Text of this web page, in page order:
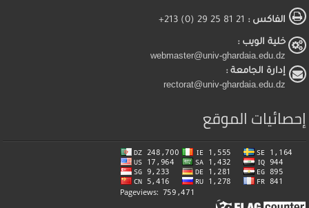
الفاكس :
خلية الويب :
webmaster@univ-ghardaia.edu.dz
إدارة الجامعة :
rectorat@univ-ghardaia.edu.dz
إحصائيات الموقع